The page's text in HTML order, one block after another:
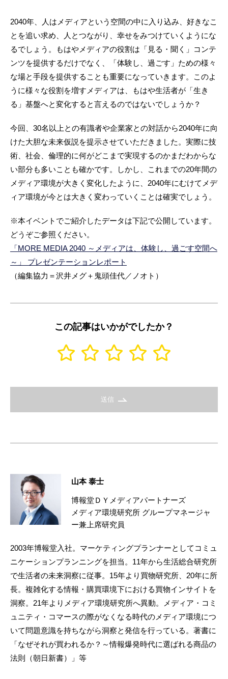
2040年、人はメディアという空間の中に入り込み、好きなこ
とを追い求め、人とつながり、幸せをみつけていくようにな
るでしょう。もはやメディアの役割は「見る・聞く」コンテ
ンツを提供するだけでなく、「体験し、過ごす」ための様々
な場と手段を提供することも重要になっていきます。このよ
うに様々な役割を増すメディアは、もはや生活者が「生き
る」基盤へと変化すると言えるのではないでしょうか？
今回、30名以上との有識者や企業家との対話から2040年に向
けた大胆な未来仮説を提示させていただきました。実際に技
術、社会、倫理的に何がどこまで実現するのかまだわからな
い部分も多いことも確かです。しかし、これまでの20年間の
メディア環境が大きく変化したように、2040年にむけてメデ
ィア環境が今とは大きく変わっていくことは確実でしょう。
※本イベントでご紹介したデータは下記で公開しています。
どうぞご参照ください。
「MORE MEDIA 2040 ～メディアは、体験し、過ごす空間へ
～」 プレゼンテーションレポート
（編集協力＝沢井メグ＋鬼頭佳代／ノオト）
この記事はいかがでしたか？
送信
山本 泰士
博報堂ＤＹメディアパートナーズ
メディア環境研究所 グループマネージャ
ー兼上席研究員
2003年博報堂入社。マーケティングプランナーとしてコミュ
ニケーションプランニングを担当。11年から生活総合研究所
で生活者の未来洞察に従事。15年より買物研究所、20年に所
長。複雑化する情報・購買環境下における買物インサイトを
洞察。21年よりメディア環境研究所へ異動。メディア・コミ
ュニティ・コマースの際がなくなる時代のメディア環境につ
いて問題意識を持ちながら洞察と発信を行っている。著書に
「なぜそれが買われるか？～情報爆発時代に選ばれる商品の
法則（朝日新書）」等